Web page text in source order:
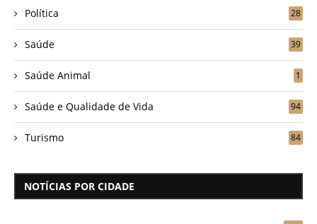
Política 28
Saúde 39
Saúde Animal 1
Saúde e Qualidade de Vida 94
Turismo 84
NOTÍCIAS POR CIDADE